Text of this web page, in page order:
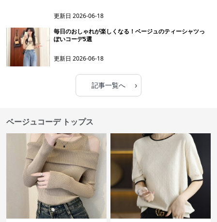
更新日2026-06-18
毎日のおしゃれが楽しくなる！ベージュのティーシャツっ
ぽいコーデ5選
更新日2026-06-18
記事一覧へ ›
ベージュコーデ トップス